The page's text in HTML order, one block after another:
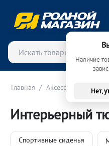
Наличие
Нет,
Главная / Аксессуары и
Интерьерный
Спортивные сиденья